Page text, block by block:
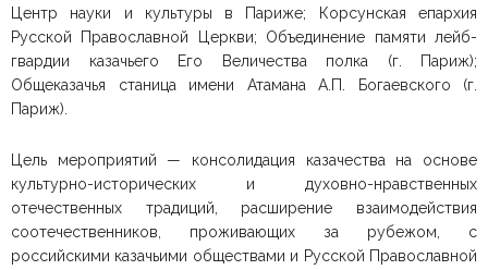
Центр науки и культуры в Париже; Корсунская епархия
Русской Православной Церкви; Объединение памяти лейб-
гвардии казачьего Его Величества полка (г. Париж);
Общеказачья станица имени Атамана А.П. Богаевского (г.
Париж).
Цель мероприятий — консолидация казачества на основе
культурно-исторических и духовно-нравственных
отечественных традиций, расширение взаимодействия
соотечественников, проживающих за рубежом, с
российскими казачьими обществами и Русской Православной